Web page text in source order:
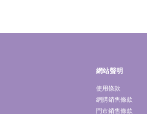
網站聲明
使用條款
網購銷售條款
門市銷售條款